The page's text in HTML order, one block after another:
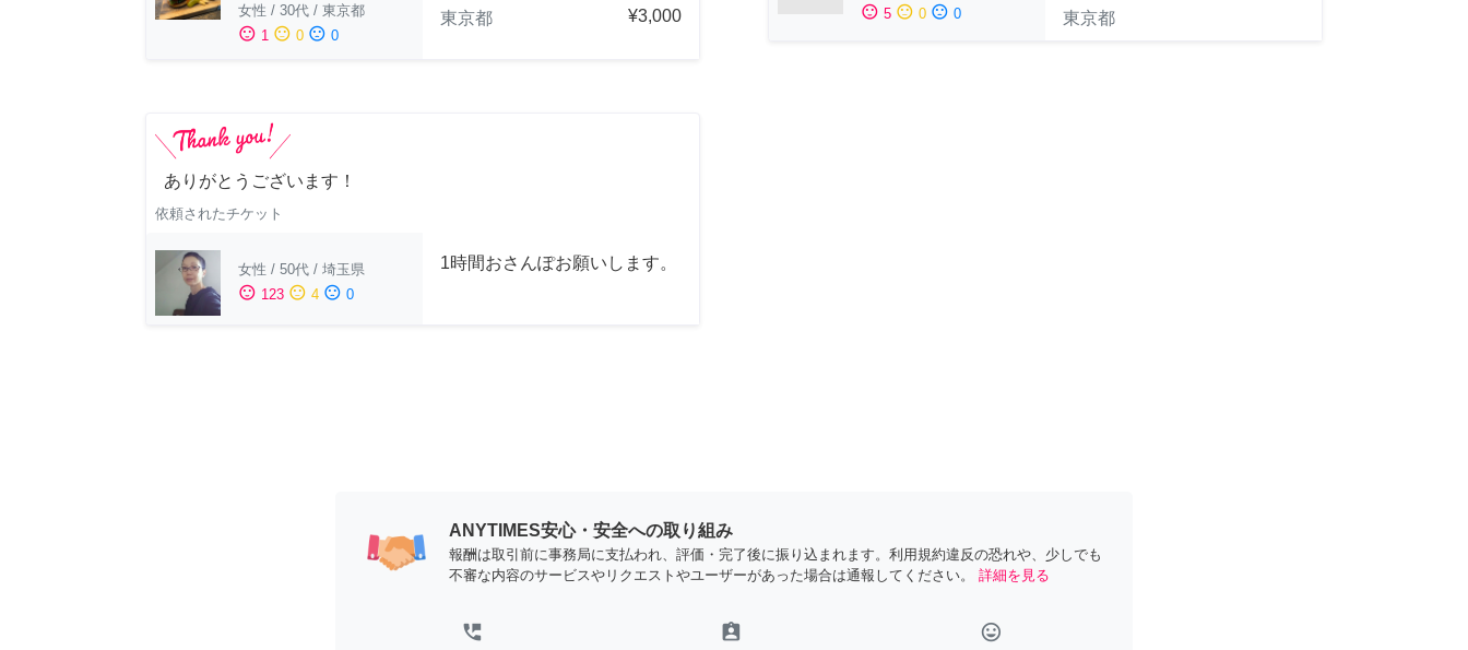
女性 / 30代 / 東京都
sentiment_satisfied 1 sentiment_neutral 0 sentiment_dissatisfied 0
東京都
¥3,000 sentiment_satisfied 5 sentiment_neutral 0 sentiment_dissatisfied 0
東京都
ありがとうございます！
依頼されたチケット
女性 / 50代 / 埼玉県
sentiment_satisfied 123 sentiment_neutral 4 sentiment_dissatisfied 0
1時間おさんぽお願いします。
ANYTIMES安心・安全への取り組み
報酬は取引前に事務局に支払われ、評価・完了後に振り込まれます。利用規約違反の恐れや、少しでも
不審な内容のサービスやリクエストやユーザーがあった場合は通報してください。
詳細を見る
perm_phone_msg assignment_ind tag_faces